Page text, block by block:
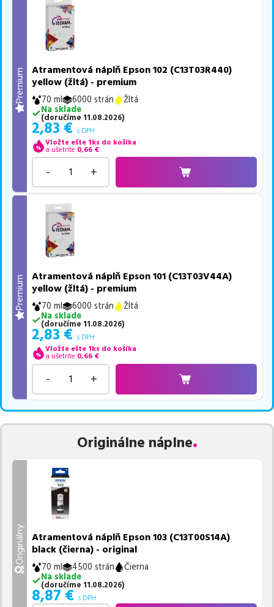
Premium
Atramentová náplň Epson 102 (C13T03R440)
yellow (žltá) - premium
70 ml 6000 strán
Žltá
Na sklade
(doručíme 11.08.2026)
2,83 € s DPH
Vložte ešte 1ks do košíka
a ušetríte 0,66 €
- +
Premium
Atramentová náplň Epson 101 (C13T03V44A)
yellow (žltá) - premium
70 ml 6000 strán
Žltá
Na sklade
(doručíme 11.08.2026)
2,83 € s DPH
Vložte ešte 1ks do košíka
a ušetríte 0,66 €
- +
Originálne náplne
Originálny Atramentová náplň Epson 103 (C13T00S14A)
black (čierna) - original
70 ml 4500 strán
Čierna
Na sklade
(doručíme 11.08.2026)
8,87 € s DPH